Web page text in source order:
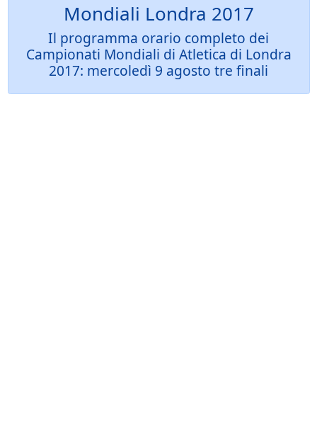
Mondiali Londra 2017
Il programma orario completo dei
Campionati Mondiali di Atletica di Londra
2017: mercoledì 9 agosto tre finali